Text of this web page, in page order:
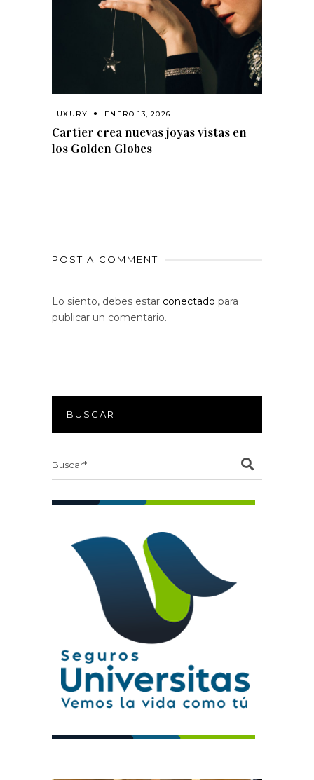
LUXURY ENERO 13, 2026
Cartier crea nuevas joyas vistas en
los Golden Globes
POST A COMMENT
Lo siento, debes estar conectado para
publicar un comentario.
BUSCAR